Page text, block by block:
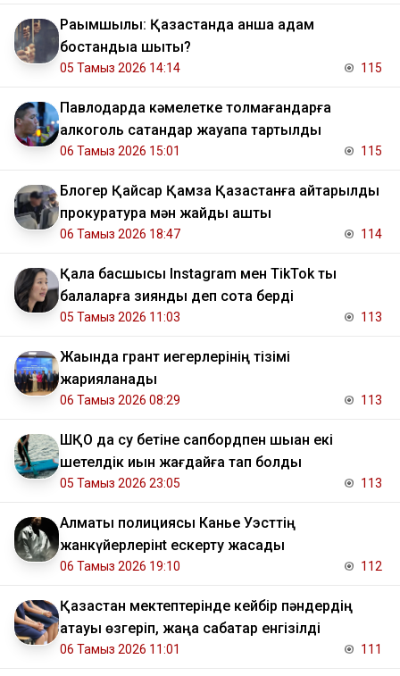
Рақымшылық: Қазақстанда қанша адам
бостандыққа шықты?
05 Тамыз 2026 14:14 115
Павлодарда кәмелетке толмағандарға
алкоголь сатқандар жауапқа тартылды
06 Тамыз 2026 15:01 115
Блогер Қайсар Қамза Қазақстанға қайтарылды
прокуратура мән жайды ашты
06 Тамыз 2026 18:47 114
Қала басшысы Instagram мен TikTok ты
балаларға зиянды деп сотқа берді
05 Тамыз 2026 11:03 113
Жақында грант иегерлерінің тізімі
жарияланады
06 Тамыз 2026 08:29 113
ШҚО да су бетіне сапбордпен шыққан екі
шетелдік қиын жағдайға тап болды
05 Тамыз 2026 23:05 113
Алматы полициясы Канье Уэсттің
жанкүйерлерінt ескерту жасады
06 Тамыз 2026 19:10 112
Қазақстан мектептерінде кейбір пәндердің
атауы өзгеріп, жаңа сабақтар енгізілді
06 Тамыз 2026 11:01 111